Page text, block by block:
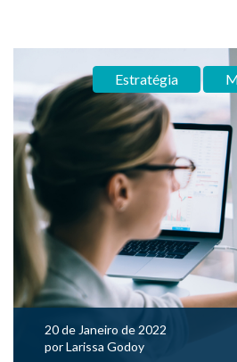
Estratégia
20 de Janeiro de 2022
porLarissa Godoy